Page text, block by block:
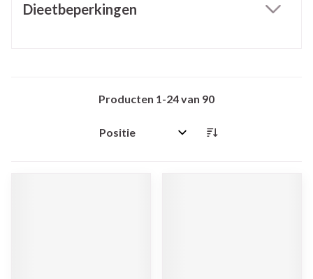
Dieetbeperkingen
Producten 1-24van 90
Sorteer op: